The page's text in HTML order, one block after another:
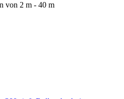
von 2 m - 40 m